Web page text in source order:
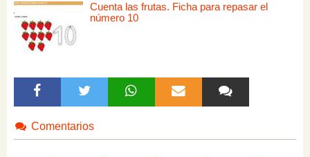
Cuenta las frutas. Ficha para repasar el
número 10
Comentarios